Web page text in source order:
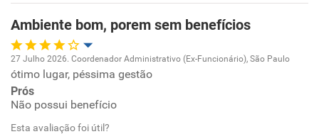
Recomenda esta empresa
Recomenda a diretoria
Ambiente bom, porem sem benefícios
Oportunidade de promoção
Ambiente de trabalho
27 Julho 2026. Coordenador Administrativo (Ex-Funcionário), São Paulo
ótimo lugar, péssima gestão
Prós
Não possui benefício
Esta avaliação foi útil?